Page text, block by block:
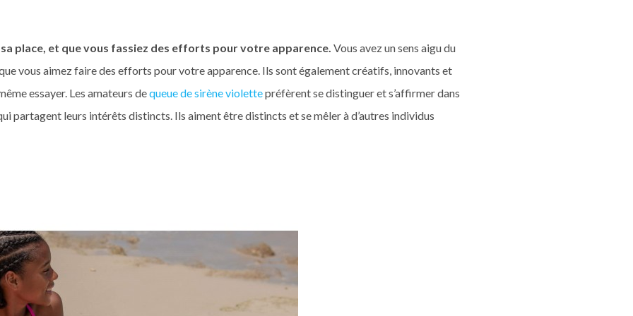
place, et que vous fassiez des efforts pour votre apparence. Vous avez un sens aigu du
vous aimez faire des efforts pour votre apparence. Ils sont également créatifs, innovants et
essayer. Les amateurs dequeue de sirène violettepréfèrent se distinguer et s’affirmer dans
partagent leurs intérêts distincts. Ils aiment être distincts et se mêler à d’autres individus